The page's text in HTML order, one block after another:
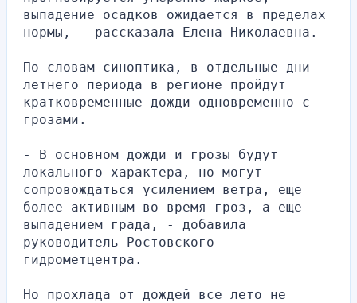
выпадение осадков ожидается в пределах
нормы, - рассказала Елена Николаевна.
По словам синоптика, в отдельные дни
летнего периода в регионе пройдут
кратковременные дожди одновременно с
грозами.
- В основном дожди и грозы будут
локального характера, но могут
сопровождаться усилением ветра, еще
более активным во время гроз, а еще
выпадением града, - добавила
руководитель Ростовского
гидрометцентра.
Но прохлада от дождей все лето не